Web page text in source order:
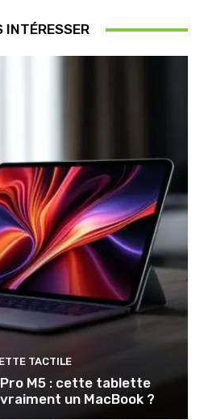
INTÉRESSER
TACTILE
Pro M5 : cette tablette
un MacBook ?